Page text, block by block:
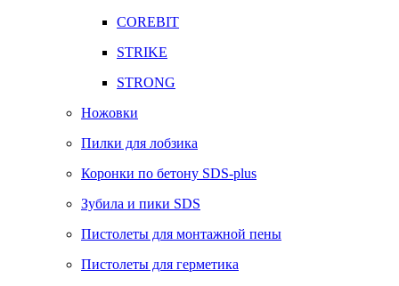
COREBIT
STRIKE
STRONG
Ножовки
Пилки для лобзика
Коронки по бетону SDS-plus
Зубила и пики SDS
Пистолеты для монтажной пены
Пистолеты для герметика